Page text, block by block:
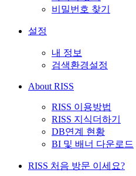
비밀번호 찾기
설정
내 정보
검색환경설정
About RISS
RISS 이용방법
RISS 지식더하기
DB연계 현황
BI 및 배너 다운로드
RISS 처음 방문 이세요?